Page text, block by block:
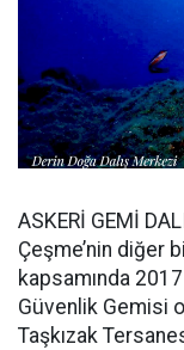
ASKERİ GEMİ
Çeşme’nin diğer
kapsamında 2017
Güvenlik Gemisi
Taşkızak